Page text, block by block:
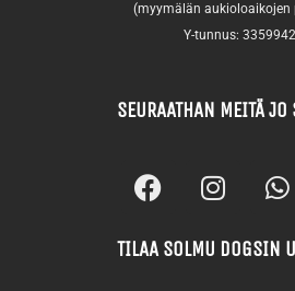
(myymälän aukioloaikojen
Y-tunnus:
SEURAATHAN MEITÄ JO
F
a
e
I
n
t
W
h
t
TILAA SOLMU DOGSIN